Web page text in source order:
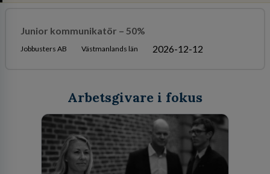
Junior kommunikatör – 50%
Jobbusters AB Västmanlands län 2026-12-12
Arbetsgivare i fokus